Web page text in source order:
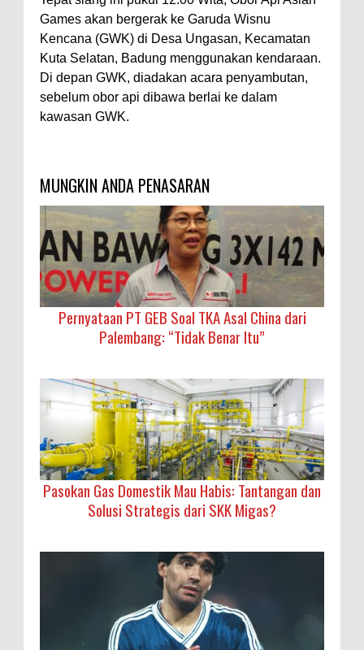
Games akan bergerak ke Garuda Wisnu
Kencana (GWK) di Desa Ungasan, Kecamatan
Kuta Selatan, Badung menggunakan kendaraan.
Di depan GWK, diadakan acara penyambutan,
sebelum obor api dibawa berlai ke dalam
kawasan GWK.
MUNGKIN ANDA PENASARAN
Pernyataan PT GEB Soal TKA Asal China dari
Palembang: “Tidak Benar Itu”
Pasokan Gas Domestik Mau Habis: Tantangan dan
Solusi Strategis dari SKK Migas?